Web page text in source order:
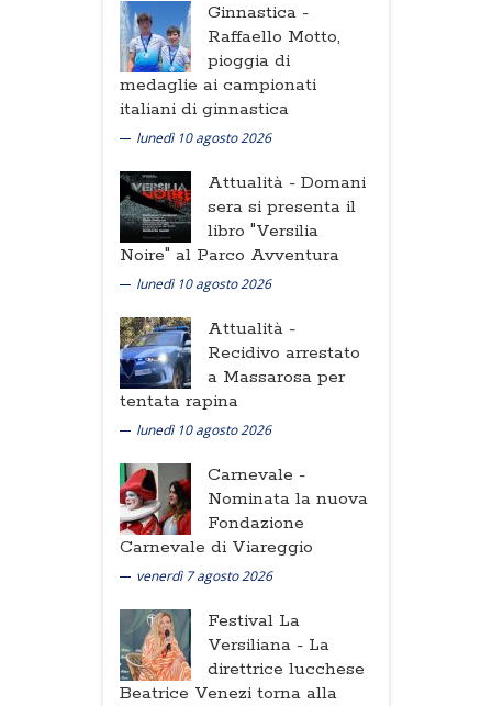
Ginnastica -
Raffaello Motto,
pioggia di
medaglie ai campionati
italiani di ginnastica
lunedì 10 agosto 2026
Attualità - Domani
sera si presenta il
libro "Versilia
Noire" al Parco Avventura
lunedì 10 agosto 2026
Attualità -
Recidivo arrestato
a Massarosa per
tentata rapina
lunedì 10 agosto 2026
Carnevale -
Nominata la nuova
Fondazione
Carnevale di Viareggio
venerdì 7 agosto 2026
Festival La
Versiliana - La
direttrice lucchese
Beatrice Venezi torna alla